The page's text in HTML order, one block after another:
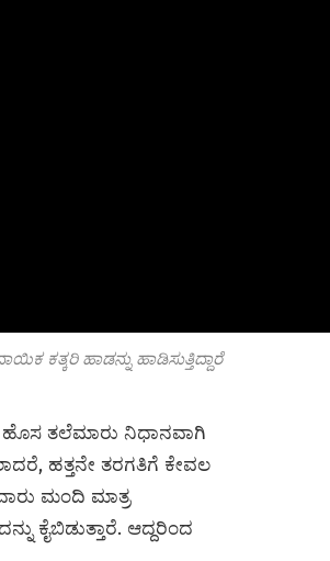
ಕತ್ಕರಿ ಹಾಡನ್ನು ಹಾಡಿಸುತ್ತಿದ್ದಾರೆ
ಹೊಸ ತಲೆಮಾರು ನಿಧಾನವಾಗಿ
ಹತ್ತನೇ ತರಗತಿಗೆ ಕೇವಲ
ಮಂದಿ ಮಾತ್ರ
ಕೈಬಿಡುತ್ತಾರೆ. ಆದ್ದರಿಂದ